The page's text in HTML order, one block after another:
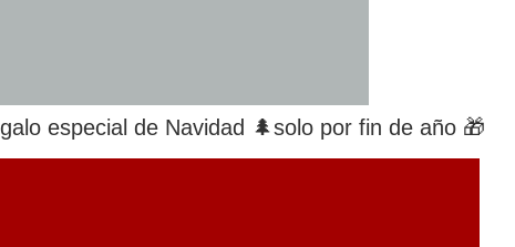
especial de Navidad 🌲solo por fin de año 🎁